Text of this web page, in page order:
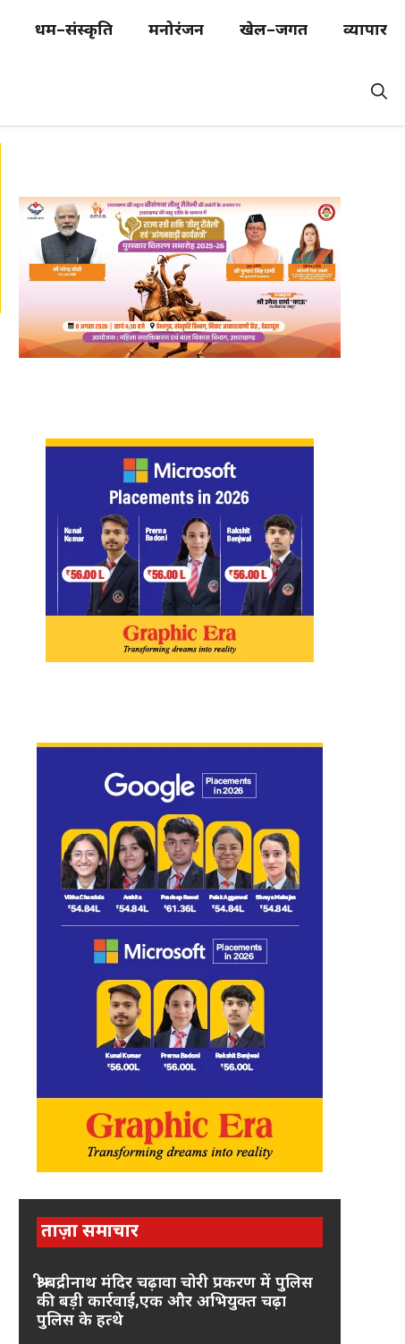
धर्म–संस्कृति मनोरंजन खेल–जगत व्यापार
ताज़ा समाचार
श्री बद्रीनाथ मंदिर चढ़ावा चोरी प्रकरण में पुलिस
की बड़ी कार्रवाई,एक और अभियुक्त चढ़ा
पुलिस के हत्थे